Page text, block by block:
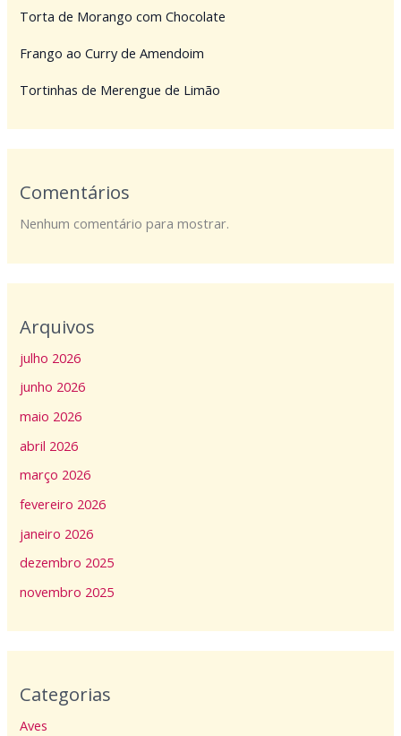
Torta de Morango com Chocolate
Frango ao Curry de Amendoim
Tortinhas de Merengue de Limão
Comentários
Nenhum comentário para mostrar.
Arquivos
julho 2026
junho 2026
maio 2026
abril 2026
março 2026
fevereiro 2026
janeiro 2026
dezembro 2025
novembro 2025
Categorias
Aves